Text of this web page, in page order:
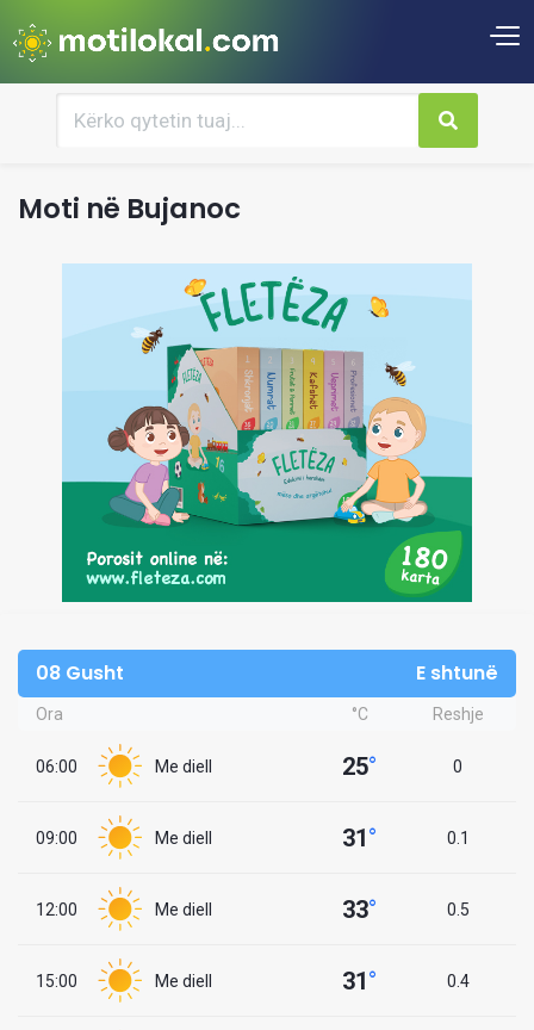
Moti në Bujanoc
08 Gusht E shtunë
Ora °C Reshje
06:00 Me diell 25° 0
09:00 Me diell 31° 0.1
12:00 Me diell 33° 0.5
15:00 Me diell 31° 0.4